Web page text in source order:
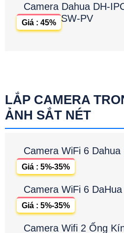
Camera Dahua DH-
SW-PV
Giá : 45%
LẮP CAMERA
ẢNH SẮT NÉT
Camera WiFi 6 Dahua
Giá : 5%-35%
Camera WiFi 6
Giá : 5%-35%
Camera Wifi 2 Ống